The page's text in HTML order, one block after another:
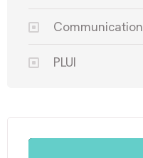
Communication
PLUI